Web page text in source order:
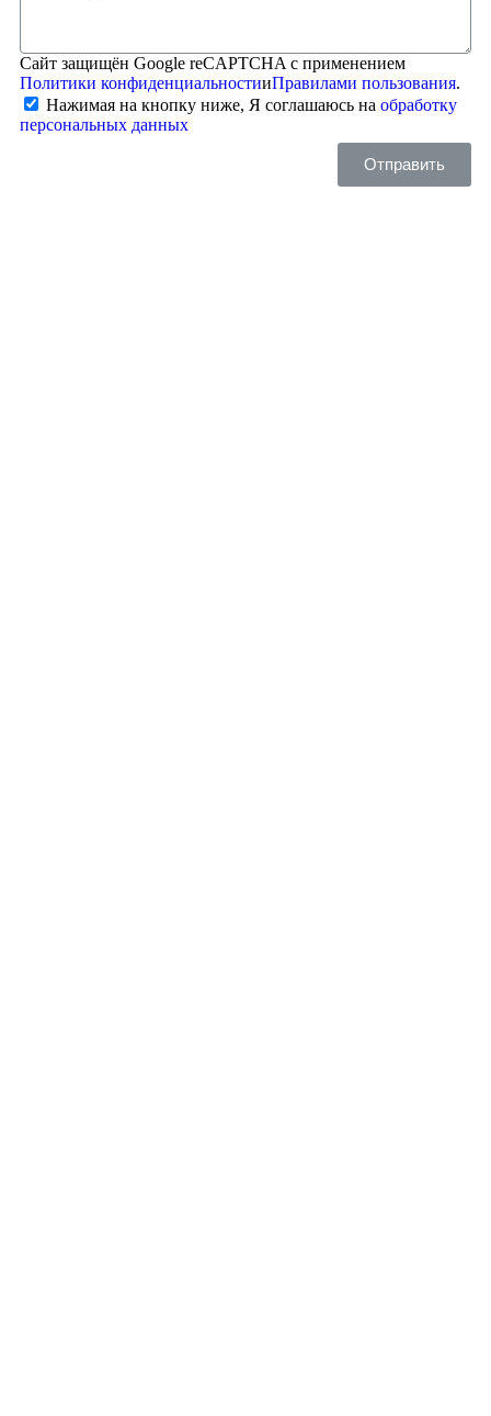
Сайт защищён Google reCAPTCHA с применением
Политики конфиденциальностииПравилами пользования.
Нажимая на кнопку ниже, Я соглашаюсь на обработку
персональных данных
Отправить